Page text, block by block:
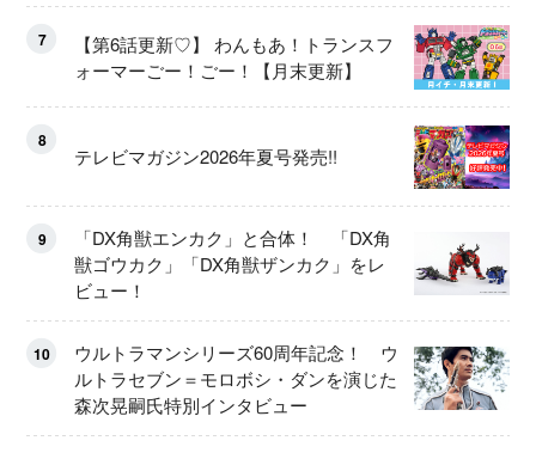
7
【第6話更新♡】 わんもあ！トランスフ
ォーマーごー！ごー！【月末更新】
8
テレビマガジン2026年夏号発売!!
9
「DX角獣エンカク」と合体！ 「DX角
獣ゴウカク」「DX角獣ザンカク」をレ
ビュー！
10
ウルトラマンシリーズ60周年記念！ ウ
ルトラセブン＝モロボシ・ダンを演じた
森次晃嗣氏特別インタビュー